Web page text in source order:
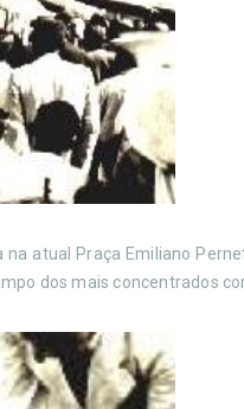
atual Praça Emiliano
dos mais concentrados